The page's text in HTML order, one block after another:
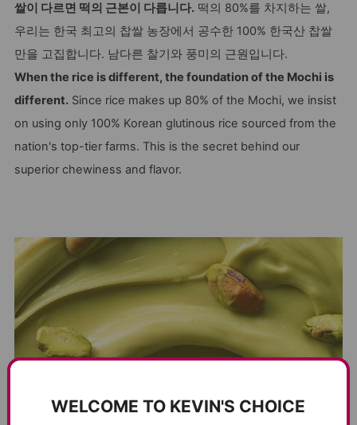
쌀이 다르면 떡의 근본이 다릅니다. 떡의 80%를 차지하는 쌀,
우리는 한국 최고의 찹쌀 농장에서 공수한 100% 한국산 찹쌀
만을 고집합니다. 남다른 찰기와 풍미의 근원입니다.
When the rice is different, the foundation of the Mochi is
different. Since rice makes up 80% of the Mochi, we insist
on using only 100% Korean glutinous rice sourced from the
nation's top-tier farms. This is the secret behind our
superior chewiness and flavor.
WELCOME TO KEVIN'S CHOICE